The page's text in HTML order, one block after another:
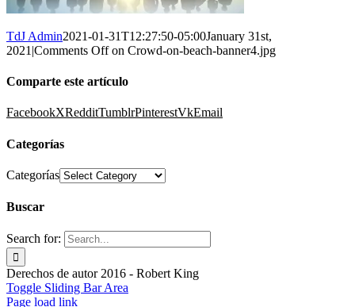
TdJ Admin2021-01-31T12:27:50-05:00January 31st,
2021 |Comments Offon Crowd-on-beach-banner4.jpg
Comparte este artículo
FacebookXRedditTumblrPinterestVkEmail
Categorías
Categorías
Buscar
Search for:
Derechos de autor 2016 - Robert King
Toggle Sliding Bar Area
Page load link